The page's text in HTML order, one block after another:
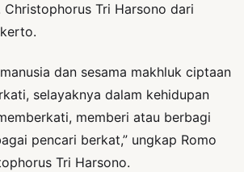
Christophorus Tri Harsono dari
dan sesama makhluk ciptaan
selayaknya dalam kehidupan
memberi atau berbagi
pencari berkat,” ungkap Romo
Tri Harsono.